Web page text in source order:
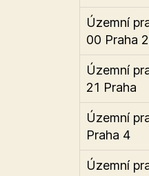
Územní
00 Praha 2
Územní
21 Praha
Územní
Praha 4
Územní